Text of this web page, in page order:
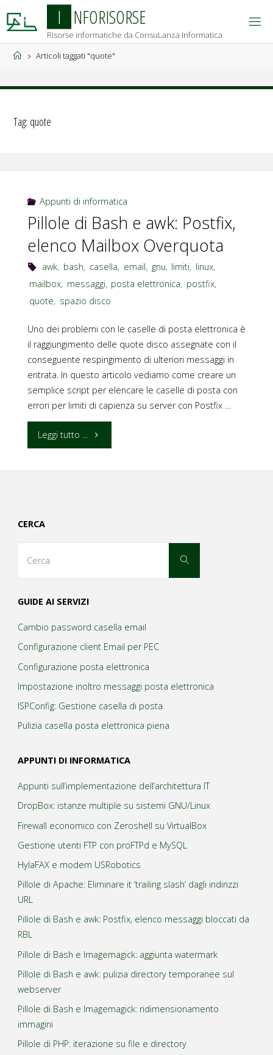
I NFORISORSE
Risorse informatiche da ConsuLanza Informatica
HomeArticoli taggati "quote"
Tag: quote
Appunti di informatica
Pillole di Bash e awk: Postfix,
elenco Mailbox Overquota
awk, bash, casella, email, gnu, limiti, linux,
mailbox, messaggi, posta elettronica, postfix,
quote, spazio disco
Uno dei problemi con le caselle di posta elettronica è
il raggiungimento delle quote disco assegnate con il
conseguente respingimento di ulteriori messaggi in
entrata. In questo articolo vediamo come creare un
semplice script per elencare le caselle di posta con
errori per limiti di capienza su server con Postfix …
Leggi tutto ... "Pillole
Overquota"
CERCA
Cerca
GUIDE AI SERVIZI
Cambio password casella email
Configurazione client Email per PEC
Configurazione posta elettronica
Impostazione inoltro messaggi posta elettronica
ISPConfig: Gestione casella di posta
Pulizia casella posta elettronica piena
APPUNTI DI INFORMATICA
Appunti sull’implementazione dell’architettura IT
DropBox: istanze multiple su sistemi GNU/Linux
Firewall economico con Zeroshell su VirtualBox
Gestione utenti FTP con proFTPd e MySQL
HylaFAX e modem USRobotics
Pillole di Apache: Eliminare it ‘trailing slash’ dagli indirizzi
URL
Pillole di Bash e awk: Postfix, elenco messaggi bloccati da
RBL
Pillole di Bash e Imagemagick: aggiunta watermark
Pillole di Bash e awk: pulizia directory temporanee sul
webserver
Pillole di Bash e Imagemagick: ridimensionamento
immagini
Pillole di PHP: iterazione su file e directory